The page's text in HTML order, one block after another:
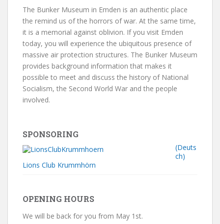
The Bunker Museum in Emden is an authentic place
the remind us of the horrors of war. At the same time,
it is a memorial against oblivion. If you visit Emden
today, you will experience the ubiquitous presence of
massive air protection structures. The Bunker Museum
provides background information that makes it
possible to meet and discuss the history of National
Socialism, the Second World War and the people
involved.
SPONSORING
(Deuts
ch)
Lions Club Krummhörn
OPENING HOURS
We will be back for you from May 1st.